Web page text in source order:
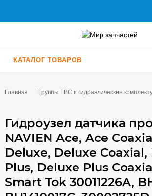
КАТАЛОГ ТОВАРОВ
Главная Группы ГВС и гидравлические
Гидроузел датчика
NAVIEN Ace, Ace
Deluxe, Deluxe Coaxial,
Plus, Deluxe Plus
Smart Tok 30011226A,